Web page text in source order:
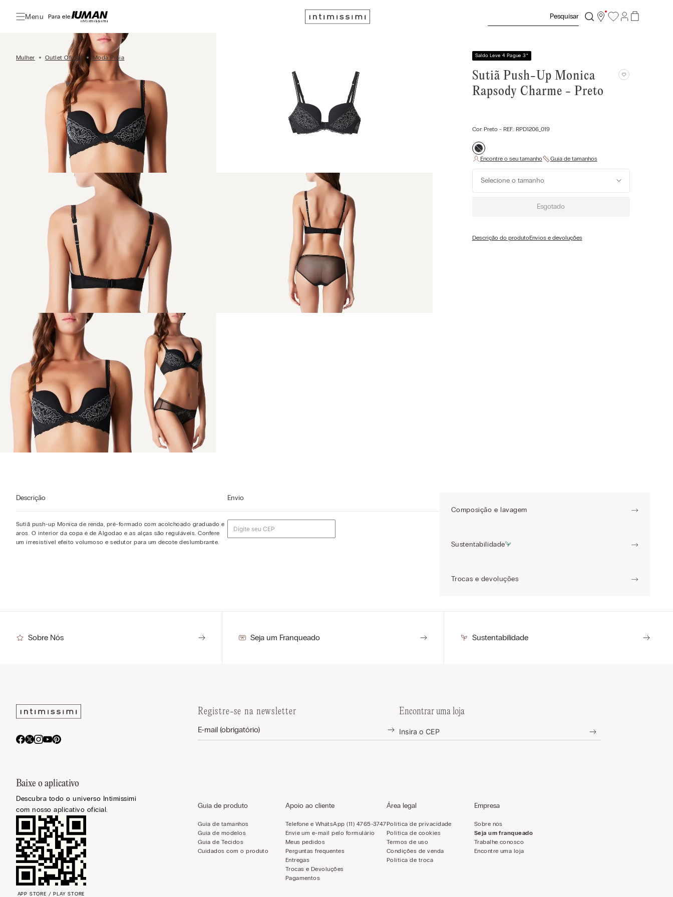
Menu Para ele:
Mulher Outlet Oficial Moda Praia Saldo Leve 4 Pague 3*
Sutiã Push-Up Monica
Rapsody Charme - Preto
Cor: Preto- REF.: RPD1206_019
Selecione o tamanho
Esgotado
Descrição do produtoEnvios e devoluções
Descrição
Sutiã push-up Monica de renda, pré-formado com acolchoado graduado e
aros. O interior da copa é de Algodao e as alças são reguláveis. Confere
um irresistível efeito volumoso e sedutor para um decote deslumbrante.
Envio
Composição e lavagem
Sustentabilidade
Trocas e devoluções
Sobre Nós Seja um Franqueado Sustentabilidade
Baixe o aplicativo
Descubra todo o universo Intimissimi
com nosso aplicativo oficial.
APP STORE / PLAY STORE
Registre-se na newsletter Encontrar uma loja
Guia de produto
Guia de tamanhos
Guia de modelos
Guia de Tecidos
Cuidados com o produto
Apoio ao cliente
Telefone e WhatsApp (11) 4765-3747
Envie um e-mail pelo formulário
Meus pedidos
Perguntas frequentes
Entregas
Trocas e Devoluções
Pagamentos
Área legal
Política de privacidade
Política de cookies
Termos de uso
Condições de venda
Política de troca
Empresa
Sobre nós
Seja um franqueado
Trabalhe conosco
Encontre uma loja